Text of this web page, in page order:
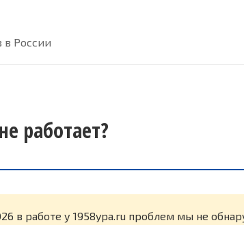
в России
работает?
в работе у 1958ypa.ru проблем мы не